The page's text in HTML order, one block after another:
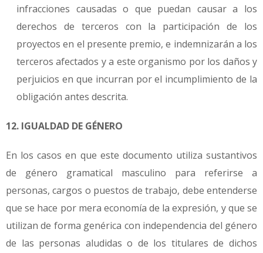
infracciones causadas o que puedan causar a los
derechos de terceros con la participación de los
proyectos en el presente premio, e indemnizarán a los
terceros afectados y a este organismo por los daños y
perjuicios en que incurran por el incumplimiento de la
obligación antes descrita.
12. IGUALDAD DE GÉNERO
En los casos en que este documento utiliza sustantivos
de género gramatical masculino para referirse a
personas, cargos o puestos de trabajo, debe entenderse
que se hace por mera economía de la expresión, y que se
utilizan de forma genérica con independencia del género
de las personas aludidas o de los titulares de dichos